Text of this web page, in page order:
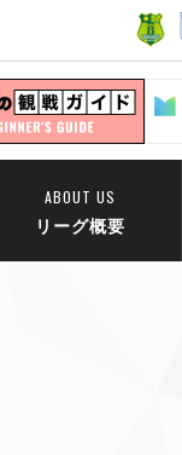
ABOUT US
リーグ概要